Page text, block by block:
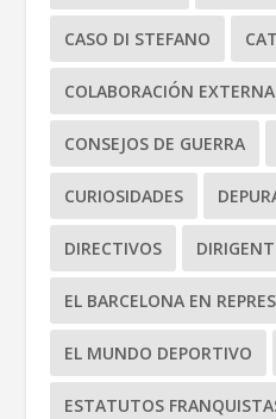
CASO DI STEFANO
COLABORACIÓN EXTERNA
CONSEJOS DE GUERRA
CURIOSIDADES
DIRECTIVOS
EL BARCELONA EN
EL MUNDO DEPORTIVO
ESTATUTOS